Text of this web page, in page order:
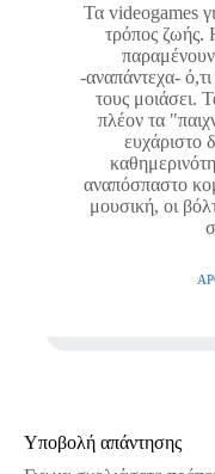
Τα videogames
τρόπος ζωής.
παραμένουν
-αναπάντεχα-
τους μοιάσει.
πλέον τα
ευχάριστο
αναπόσπαστο
μουσική, οι
Υποβολή απάντησης